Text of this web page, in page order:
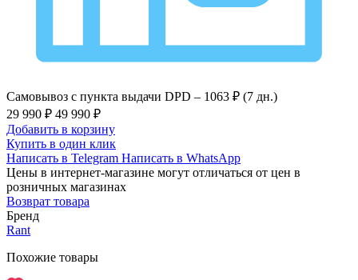
Самовывоз с пункта выдачи DPD – 1063 ₽ (7 дн.)
29 990 ₽ 49 990 ₽
Добавить в корзину
Купить в один клик
Написать в Telegram Написать в WhatsApp
Цены в интернет-магазине могут отличаться от цен в
розничных магазинах
Возврат товара
Бренд
Rant
Похожие товары